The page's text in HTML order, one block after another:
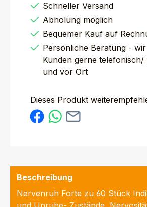
Schneller Versand
Abholung möglich
Bequemer Kauf auf
Persönliche Beratung -
Kunden gerne telefonisch/
und vor Ort
Dieses Produkt
Beschreibung
Nervenruh Forte zu 60 Stück